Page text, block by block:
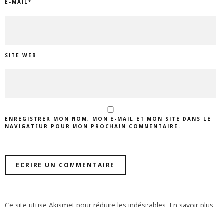
E-MAIL*
SITE WEB
ENREGISTRER MON NOM, MON E-MAIL ET MON SITE DANS LE
NAVIGATEUR POUR MON PROCHAIN COMMENTAIRE.
Ce site utilise Akismet pour réduire les indésirables. En savoir plus